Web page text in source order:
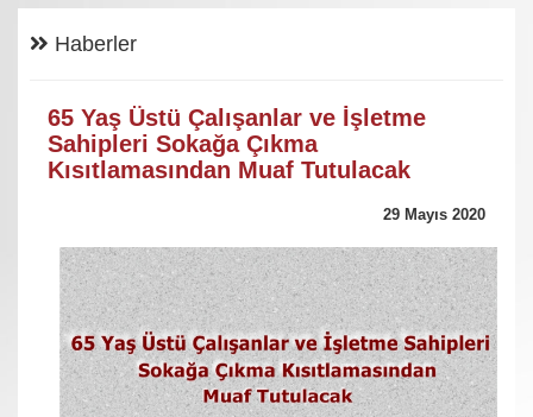
Haberler
65 Yaş Üstü Çalışanlar ve İşletme
Sahipleri Sokağa Çıkma
Kısıtlamasından Muaf Tutulacak
29 Mayıs 2020